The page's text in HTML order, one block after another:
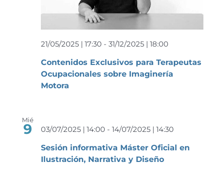
Contenidos Exclusivos para Terapeutas
Ocupacionales sobre Imaginería
Motora
21/05/2025 | 17:30 - 31/12/2025 | 18:00
Mié
9
Sesión informativa Máster Oficial en
Ilustración, Narrativa y Diseño
03/07/2025 | 14:00 - 14/07/2025 | 14:30